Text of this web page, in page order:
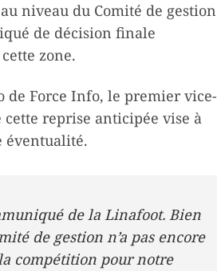
niveau du Comité de gestion
de décision finale
zone.
de Force Info, le premier vice-
reprise anticipée vise à
éventualité.
de la Linafoot. Bien
de gestion n’a pas encore
compétition pour notre